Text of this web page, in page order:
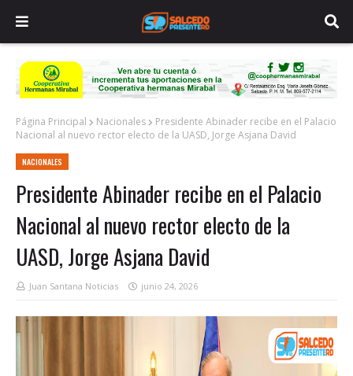
Página Principal Nacionales
Presidente Abinader recibe en el Palacio
Nacional al nuevo rector electo de la UASD, Jorge Asjana David
NACIONALES
Presidente Abinader recibe en el Palacio
Nacional al nuevo rector electo de la
UASD, Jorge Asjana David
Juan Santana Noticias junio 24, 2026